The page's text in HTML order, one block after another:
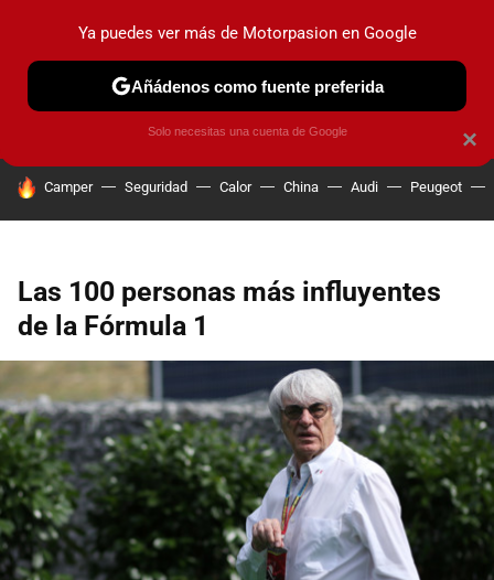
PRUEBAS COCHES ELÉCTRICOS OBSERVATORIO
HOY SE HABLA DE
Camper Seguridad Calor China Audi Peugeot
Las 100 personas más influyentes
de la Fórmula 1
×
Ya puedes ver más de Motorpasion en Google
Añádenos como fuente preferida
Solo necesitas una cuenta de Google